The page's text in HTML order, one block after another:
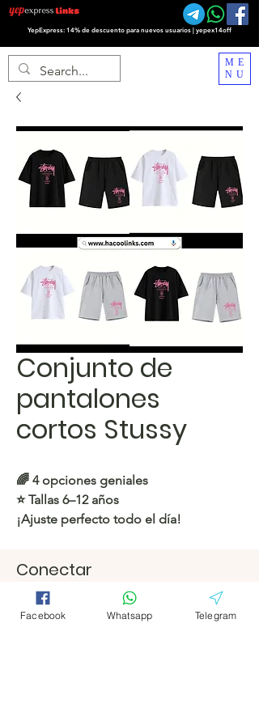
YepExpress: 14% de descuento para nuevos usuarios | yepex14off
ME
NU
Conjunto de
pantalones
cortos Stussy
🌈 4 opciones geniales
⭐️ Tallas 6–12 años
¡Ajuste perfecto todo el día!
Tienda Hacoo
https://c.hacoo.pl/2eg7RJ
Conectar
Facebook
Telegrama
Facebook
Telegrama
Facebook Whatsapp Telegram